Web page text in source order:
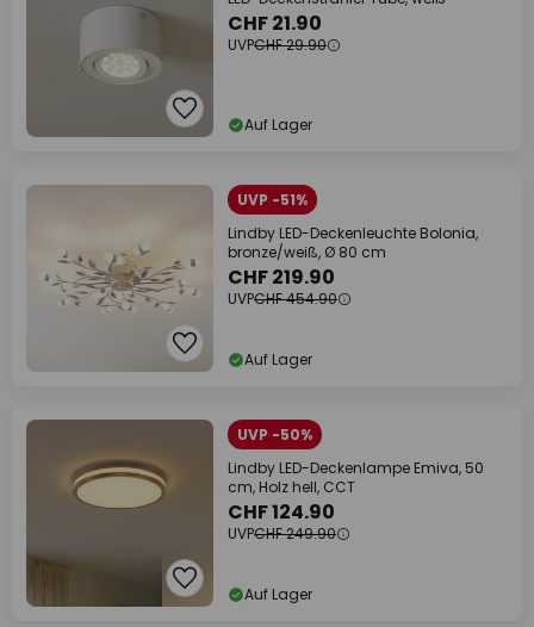
CHF 21.90
UVPCHF 29.90
Auf Lager
UVP -51%
Lindby LED-Deckenleuchte Bolonia,
bronze/weiß, Ø 80 cm
CHF 219.90
UVPCHF 454.90
Auf Lager
UVP -50%
Lindby LED-Deckenlampe Emiva, 50
cm, Holz hell, CCT
CHF 124.90
UVPCHF 249.90
Auf Lager